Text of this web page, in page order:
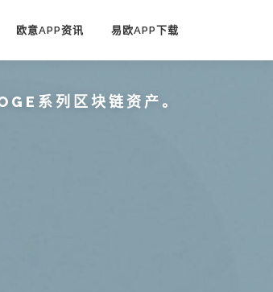
欧意APP资讯 易欧APP下载
系列区块链资产。